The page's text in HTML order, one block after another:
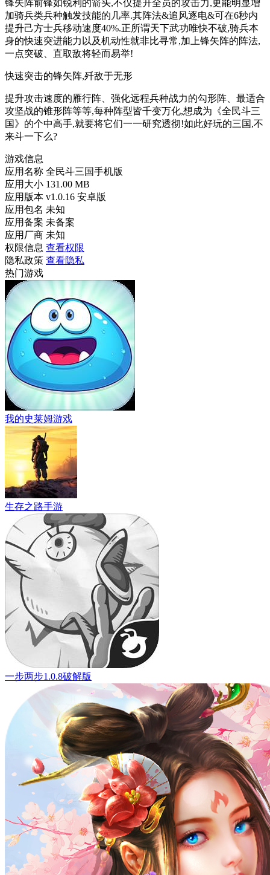
锋矢阵前锋如锐利的箭头,不仅提升全员的攻击力,更能明显增
加骑兵类兵种触发技能的几率.其阵法&追风逐电&可在6秒内
提升己方士兵移动速度40%.正所谓天下武功唯快不破,骑兵本
身的快速突进能力以及机动性就非比寻常,加上锋矢阵的阵法,
一点突破、直取敌将轻而易举!
快速突击的锋矢阵,歼敌于无形
提升攻击速度的雁行阵、强化远程兵种战力的勾形阵、最适合
攻坚战的锥形阵等等,每种阵型皆千变万化,想成为《全民斗三
国》的个中高手,就要将它们一一研究透彻!如此好玩的三国,不
来斗一下么?
游戏信息
应用名称 全民斗三国手机版
应用大小 131.00 MB
应用版本 v1.0.16 安卓版
应用包名 未知
应用备案 未备案
应用厂商 未知
权限信息 查看权限
隐私政策 查看隐私
热门游戏
我的史莱姆游戏
生存之路手游
一步两步1.0.8破解版